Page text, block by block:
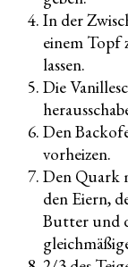
In der
einem Topf
lassen.
Die
Den
vorheizen.
Den Quark
den Eiern,
Butter und